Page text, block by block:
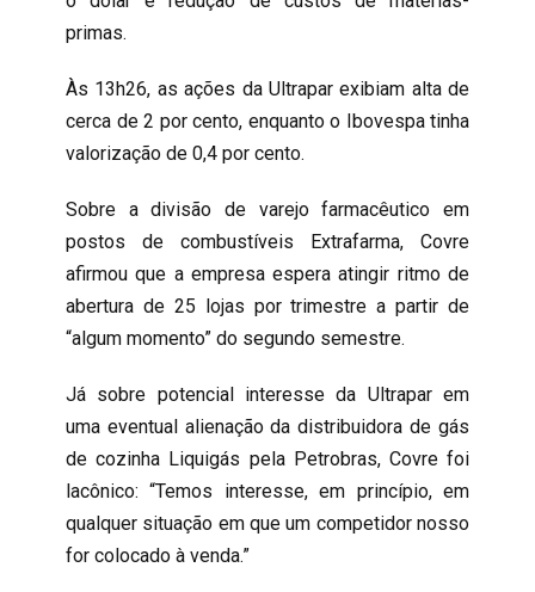
primas.
Às 13h26, as ações da Ultrapar exibiam alta de
cerca de 2 por cento, enquanto o Ibovespa tinha
valorização de 0,4 por cento.
Sobre a divisão de varejo farmacêutico em
postos de combustíveis Extrafarma, Covre
afirmou que a empresa espera atingir ritmo de
abertura de 25 lojas por trimestre a partir de
“algum momento” do segundo semestre.
Já sobre potencial interesse da Ultrapar em
uma eventual alienação da distribuidora de gás
de cozinha Liquigás pela Petrobras, Covre foi
lacônico: “Temos interesse, em princípio, em
qualquer situação em que um competidor nosso
for colocado à venda.”